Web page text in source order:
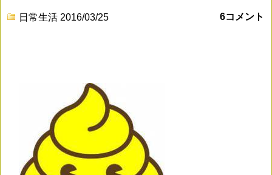
日常生活 2016/03/25 6コメント